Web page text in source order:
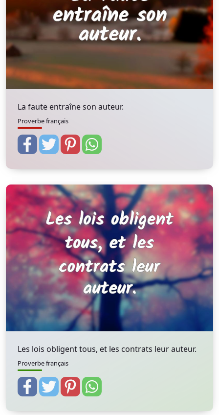
La faute entraîne son auteur.
Proverbe français
Les lois obligent tous, et les contrats leur auteur.
Proverbe français